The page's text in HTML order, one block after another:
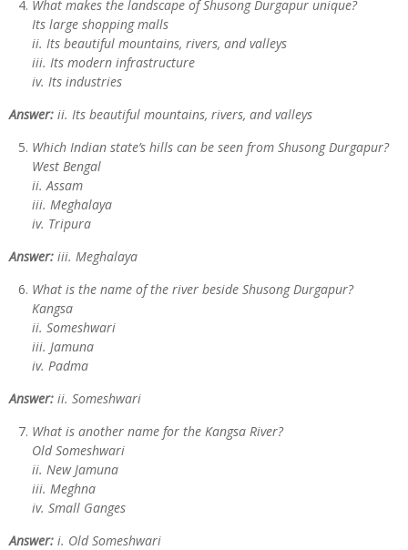
What makes the landscape of Shusong Durgapur unique?
Its large shopping malls
ii. Its beautiful mountains, rivers, and valleys
iii. Its modern infrastructure
iv. Its industries
Answer: ii. Its beautiful mountains, rivers, and valleys
Which Indian state’s hills can be seen from Shusong Durgapur?
West Bengal
ii. Assam
iii. Meghalaya
iv. Tripura
Answer: iii. Meghalaya
What is the name of the river beside Shusong Durgapur?
Kangsa
ii. Someshwari
iii. Jamuna
iv. Padma
Answer: ii. Someshwari
What is another name for the Kangsa River?
Old Someshwari
ii. New Jamuna
iii. Meghna
iv. Small Ganges
Answer: i. Old Someshwari